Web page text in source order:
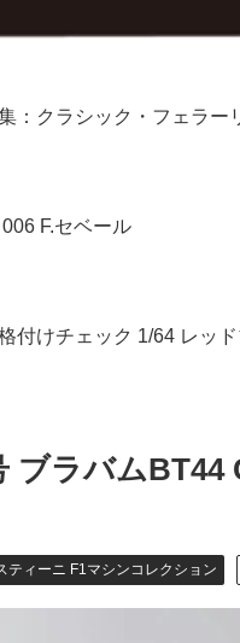
：クラシック・フェラー
F.セベール
付けチェック 1/64 レッ
ブラバムBT44
ティーニ F1マシンコレクション